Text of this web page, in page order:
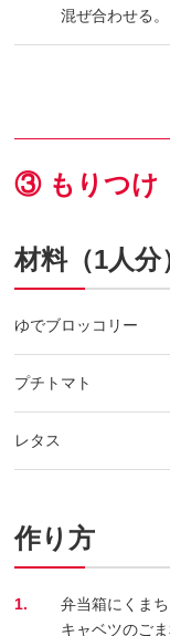
混ぜ合わせる。
③ もりつけ
材料（1人分
ゆでブロッコリー
プチトマト
レタス
作り方
1.
弁当箱にくま
キャベツのご